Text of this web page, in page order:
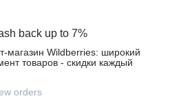
back up to 7%
Wildberries: широкий
товаров - скидки каждый
orders